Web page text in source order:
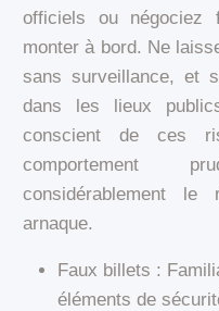
officiels ou négociez
monter à bord. Ne
sans surveillance, et
dans les lieux
conscient de ces
comportement
considérablement le
arnaque.
Faux billets :
éléments de